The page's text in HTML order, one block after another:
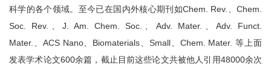
科学的各个领域。至今已在国内外核心期刊如Chem. Rev.、Chem.
Soc. Rev.、J. Am. Chem. Soc.、Adv. Mater.、Adv. Funct.
Mater.、ACS Nano、Biomaterials、Small、Chem. Mater. 等上面
发表学术论文600余篇，截止目前这些论文共被他人引用48000余次